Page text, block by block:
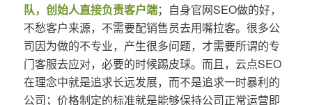
队，创始人直接负责客户端；自身官网SEO做的好，
不愁客户来源，不需要配销售员去用嘴拉客。很多公
司因为做的不专业，产生很多问题，才需要所谓的专
门客服去应对，必要的时候踢皮球。而且，云点SEO
在理念中就是追求长远发展，而不是追求一时暴利的
公司；价格制定的标准就是能够保持公司正常运营即